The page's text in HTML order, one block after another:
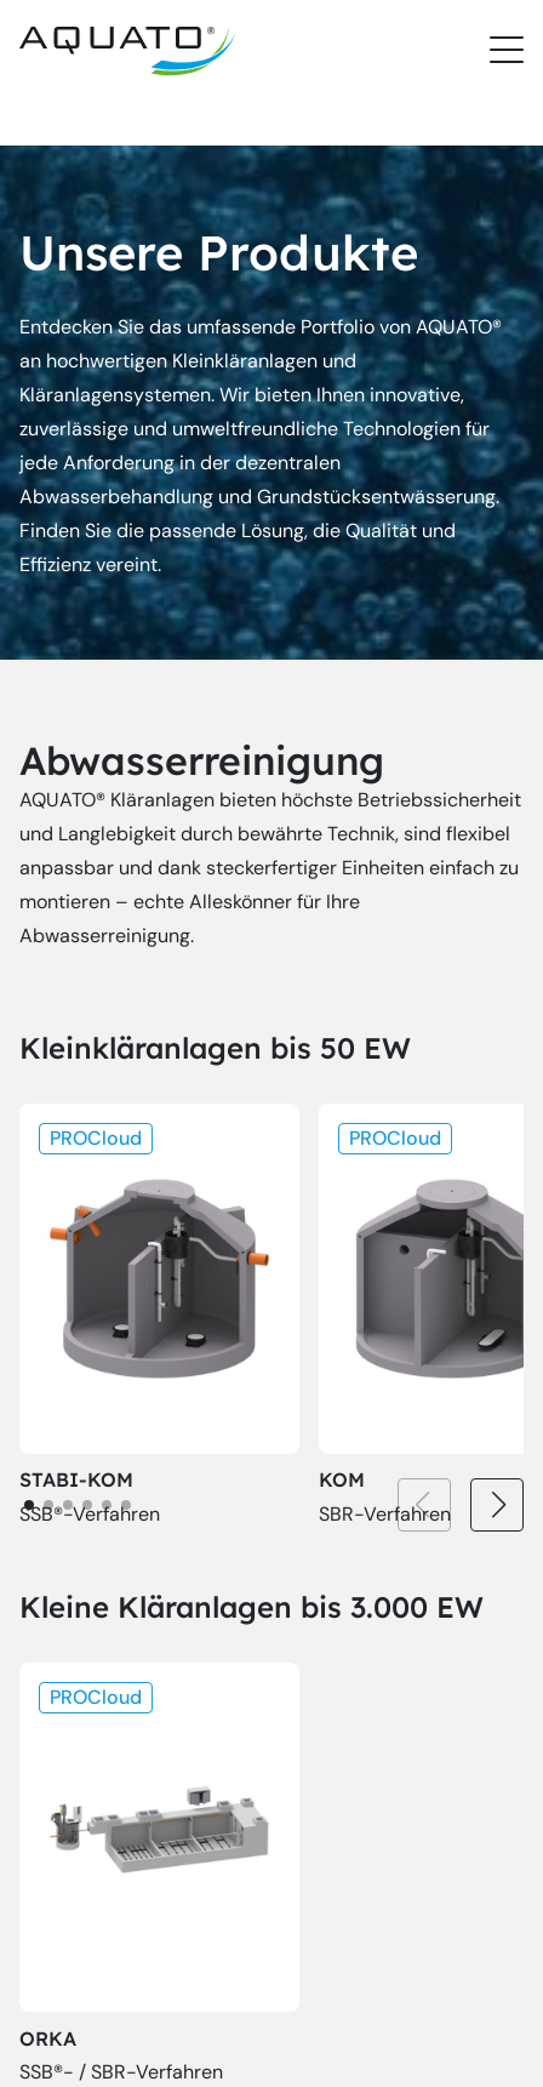
Unsere Produkte
Entdecken Sie das umfassende Portfolio von AQUATO®
an hochwertigen Kleinkläranlagen und
Kläranlagensystemen. Wir bieten Ihnen innovative,
zuverlässige und umweltfreundliche Technologien für
jede Anforderung in der dezentralen
Abwasserbehandlung und Grundstücksentwässerung.
Finden Sie die passende Lösung, die Qualität und
Effizienz vereint.
Abwasserreinigung
AQUATO® Kläranlagen bieten höchste Betriebssicherheit
und Langlebigkeit durch bewährte Technik, sind flexibel
anpassbar und dank steckerfertiger Einheiten einfach zu
montieren – echte Alleskönner für Ihre
Abwasserreinigung.
Kleinkläranlagen bis 50 EW
PROCloud
STABI-KOM
SSB®-Verfahren
PROCloud
KOM
SBR-Verfahren
Kleine Kläranlagen bis 3.000 EW
PROCloud
ORKA
SSB®- / SBR-Verfahren